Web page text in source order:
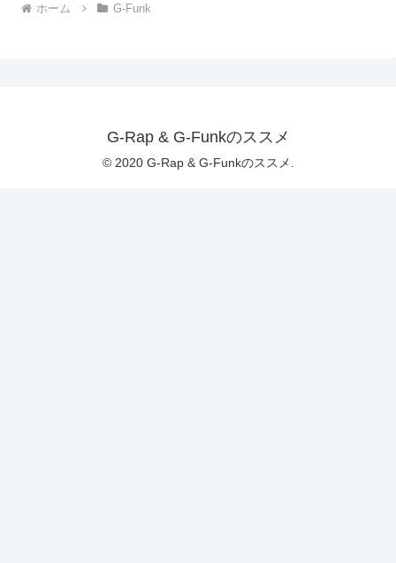
ホーム G-Funk
G-Rap & G-Funkのススメ
© 2020 G-Rap & G-Funkのススメ.